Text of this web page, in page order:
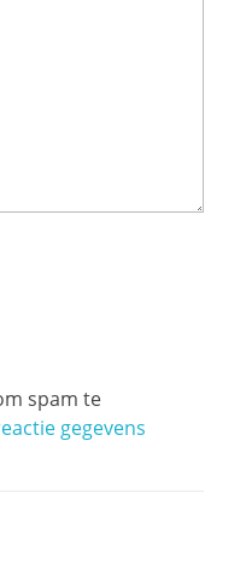
spam te
gegevens